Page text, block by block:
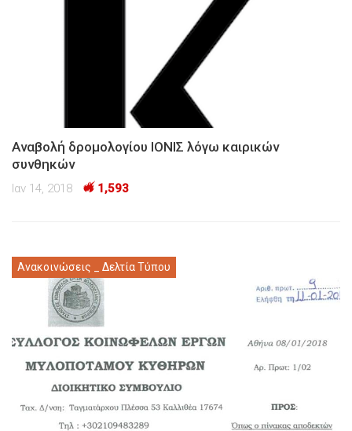
Αναβολή δρομολογίου ΙΟΝΙΣ λόγω καιρικών
συνθηκών
Ιαν 14, 2018 1,593
Ανακοινώσεις _ Δελτία Τύπου